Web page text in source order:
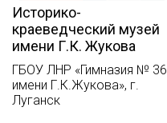
Историко-
краеведческий музей
имени Г.К. Жукова
ГБОУ ЛНР «Гимназия № 36
имени Г.К.Жукова», г.
Луганск